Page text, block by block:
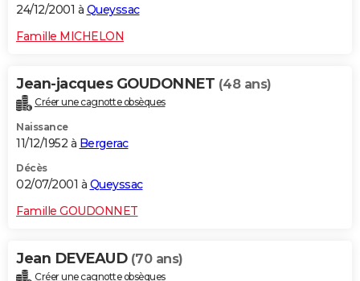
24/12/2001 à Queyssac
Famille MICHELON
Jean-jacques GOUDONNET (48 ans)
Créer une cagnotte obsèques
Naissance
11/12/1952 à Bergerac
Décès
02/07/2001 à Queyssac
Famille GOUDONNET
Jean DEVEAUD (70 ans)
Créer une cagnotte obsèques